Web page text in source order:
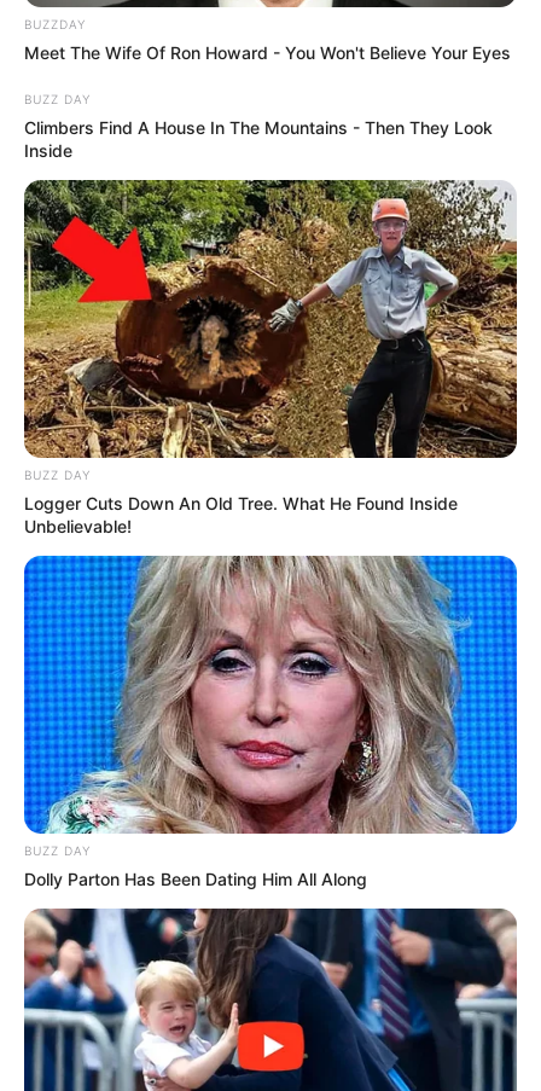
BUZZDAY
Meet The Wife Of Ron Howard - You Won't Believe Your Eyes
BUZZ DAY
Climbers Find A House In The Mountains - Then They Look
Inside
BUZZ DAY
Logger Cuts Down An Old Tree. What He Found Inside
Unbelievable!
BUZZ DAY
Dolly Parton Has Been Dating Him All Along